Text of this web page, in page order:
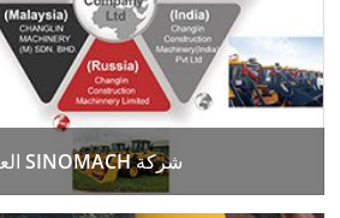
شركة SINOMACH العالمية